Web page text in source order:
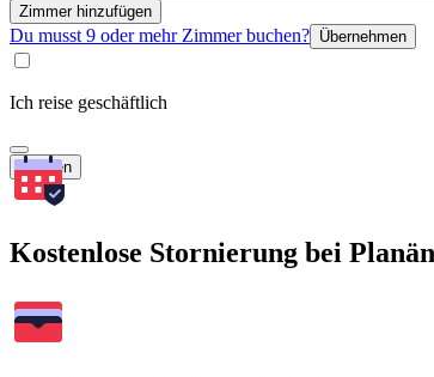
Zimmer hinzufügen
Du musst 9 oder mehr Zimmer buchen? Übernehmen
Ich reise geschäftlich
Suchen
Kostenlose Stornierung bei